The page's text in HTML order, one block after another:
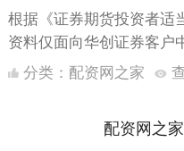
根据《证券期货投资者适
资料仅面向华创证券客户
对本资料进行任何形式的
的金融机构....
分类： 配资网之家
配资网之